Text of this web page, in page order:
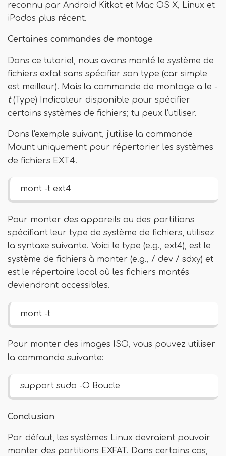
reconnu par Android Kitkat et Mac OS X, Linux et
iPados plus récent.
Certaines commandes de montage
Dans ce tutoriel, nous avons monté le système de
fichiers exfat sans spécifier son type (car simple
est meilleur). Mais la commande de montage a le -
t(Type) Indicateur disponible pour spécifier
certains systèmes de fichiers; tu peux l'utiliser.
Dans l'exemple suivant, j'utilise la commande
Mount uniquement pour répertorier les systèmes
de fichiers EXT4.
mont -t ext4
Pour monter des appareils ou des partitions
spécifiant leur type de système de fichiers, utilisez
la syntaxe suivante. Voici le type (e.g., ext4), est le
système de fichiers à monter (e.g., / dev / sdxy) et
est le répertoire local où les fichiers montés
deviendront accessibles.
mont -t
Pour monter des images ISO, vous pouvez utiliser
la commande suivante:
support sudo -O Boucle
Conclusion
Par défaut, les systèmes Linux devraient pouvoir
monter des partitions EXFAT. Dans certains cas,